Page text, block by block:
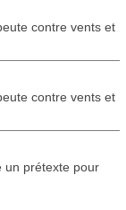
contre vents et
contre vents et
un prétexte pour